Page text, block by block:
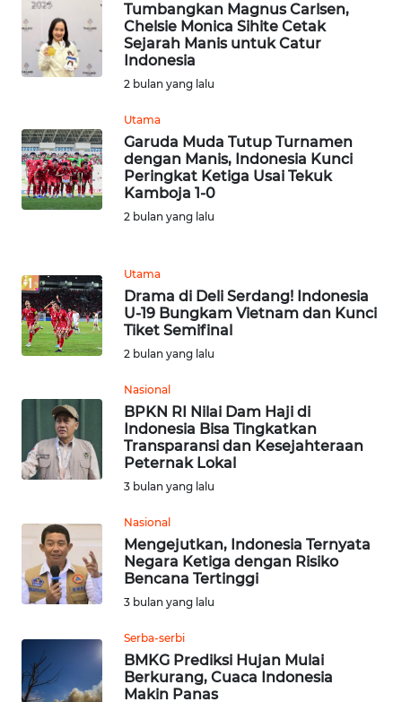
Tumbangkan Magnus Carlsen,
Chelsie Monica Sihite Cetak
Sejarah Manis untuk Catur
Indonesia
2 bulan yang lalu
Utama
Garuda Muda Tutup Turnamen
dengan Manis, Indonesia Kunci
Peringkat Ketiga Usai Tekuk
Kamboja 1-0
2 bulan yang lalu
Utama
Drama di Deli Serdang! Indonesia
U-19 Bungkam Vietnam dan Kunci
Tiket Semifinal
2 bulan yang lalu
Nasional
BPKN RI Nilai Dam Haji di
Indonesia Bisa Tingkatkan
Transparansi dan Kesejahteraan
Peternak Lokal
3 bulan yang lalu
Nasional
Mengejutkan, Indonesia Ternyata
Negara Ketiga dengan Risiko
Bencana Tertinggi
3 bulan yang lalu
Serba-serbi
BMKG Prediksi Hujan Mulai
Berkurang, Cuaca Indonesia
Makin Panas
WN
SUMBAR
WN
BENGKULU
WN
JATENG
WN
WN
JOGJA
WN
BALI
KALBAR
WN